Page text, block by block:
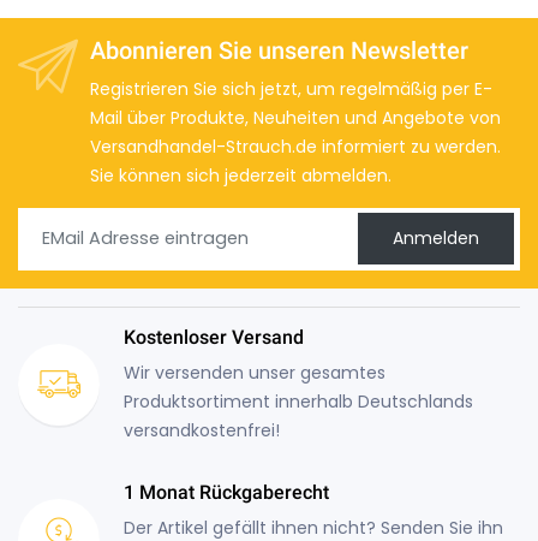
Abonnieren Sie unseren Newsletter
Registrieren Sie sich jetzt, um regelmäßig per E-
Mail über Produkte, Neuheiten und Angebote von
Versandhandel-Strauch.de informiert zu werden.
Sie können sich jederzeit abmelden.
Anmelden
Kostenloser Versand
Wir versenden unser gesamtes
Produktsortiment innerhalb Deutschlands
versandkostenfrei!
1 Monat Rückgaberecht
Der Artikel gefällt ihnen nicht? Senden Sie ihn